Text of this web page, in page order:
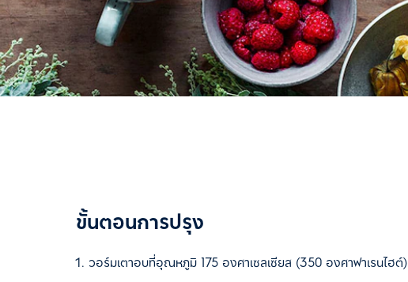
ขั้นตอนการปรุง
วอร์มเตาอบที่อุณหภูมิ 175 องศาเซลเซียส (350 องศาฟาเรนไฮต์)